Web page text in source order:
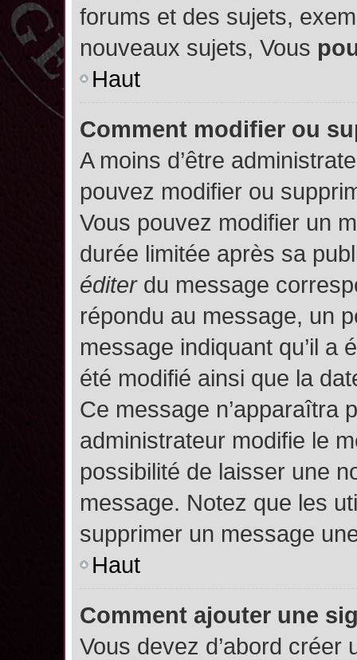
forums et des sujets,
nouveaux sujets, Vous
Haut
Comment modifier ou
A moins d’être
pouvez modifier ou
Vous pouvez modifier un
durée limitée après sa
éditerdu message
répondu au message, un
message indiquant qu’il a
été modifié ainsi que la
Ce message n’apparaîtra
administrateur modifie le
possibilité de laisser une
message. Notez que les
supprimer un message
Haut
Comment ajouter une
Vous devez d’abord